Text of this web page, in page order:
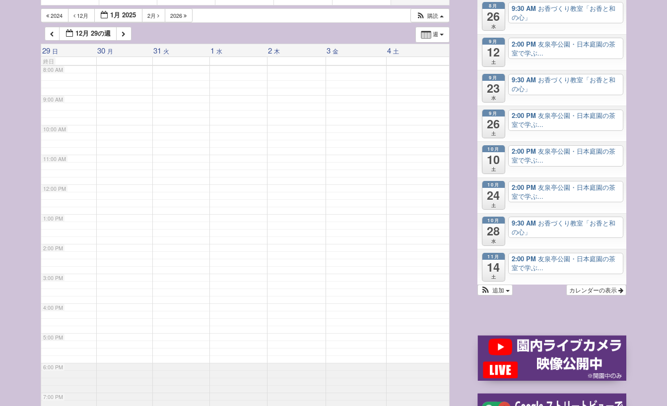
2024 12月 1月 2025 2月 2026 購読
週
12月 29の週
29 日 30 月 31 火 1 水 2 木 3 金 4 土
終日
6:00 AM
7:00 AM
8:00 AM
9:00 AM
10:00 AM
11:00 AM
12:00 PM
1:00 PM
2:00 PM
3:00 PM
4:00 PM
5:00 PM
6:00 PM
7:00 PM
8月
26
水
9:30 AM お香づくり教室「お香と和
の心」
9月
12
土
2:00 PM 友泉亭公園・日本庭園の茶
室で学ぶ...
9月
23
水
9:30 AM お香づくり教室「お香と和
の心」
9月
26
土
2:00 PM 友泉亭公園・日本庭園の茶
室で学ぶ...
10月
10
土
2:00 PM 友泉亭公園・日本庭園の茶
室で学ぶ...
10月
24
土
2:00 PM 友泉亭公園・日本庭園の茶
室で学ぶ...
10月
28
水
9:30 AM お香づくり教室「お香と和
の心」
11月
14
土
2:00 PM 友泉亭公園・日本庭園の茶
室で学ぶ...
カレンダーの表示
追加